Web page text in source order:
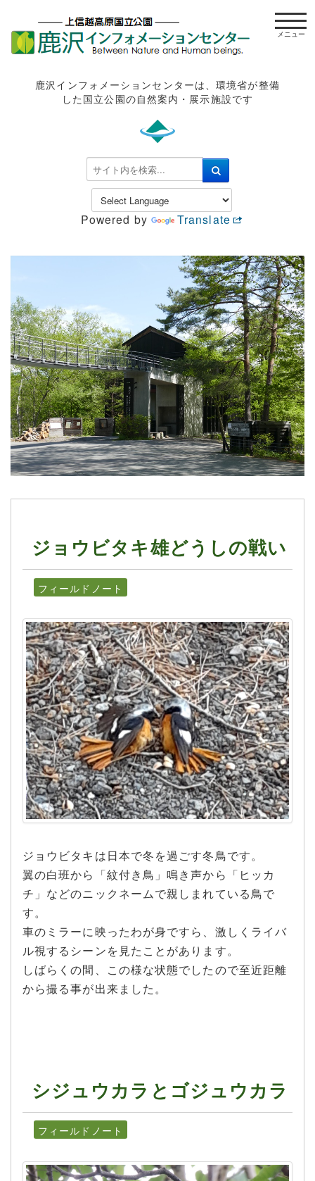
鹿沢インフォメーションセンターは、環境省が整備
した国立公園の自然案内・展示施設です
検
索
.
Powered by Translate
t
o
n
ジョウビタキ雄どうしの戦い
フィールドノート
ジョウビタキは日本で冬を過ごす冬鳥です。
翼の白班から「紋付き鳥」鳴き声から「ヒッカ
チ」などのニックネームで親しまれている鳥で
す。
車のミラーに映ったわが身ですら、激しくライバ
ル視するシーンを見たことがあります。
しばらくの間、この様な状態でしたので至近距離
から撮る事が出来ました。
シジュウカラとゴジュウカラ
フィールドノート